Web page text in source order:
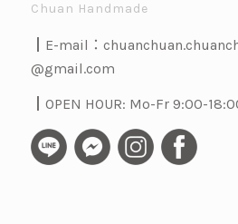
Chuan Handmade
┃E-mail：
@gmail.com
┃OPEN HOUR: Mo-Fr 9:00-